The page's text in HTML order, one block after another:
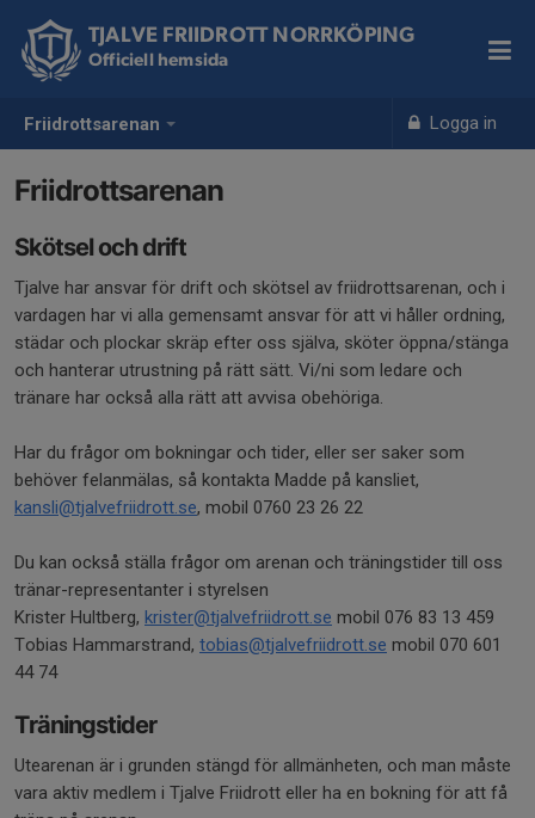
Friidrottsarenan Logga in
TJALVE FRIIDROTT NORRKÖPING
Officiell hemsida
Friidrottsarenan
Skötsel och drift
Tjalve har ansvar för drift och skötsel av friidrottsarenan, och i
vardagen har vi alla gemensamt ansvar för att vi håller ordning,
städar och plockar skräp efter oss själva, sköter öppna/stänga
och hanterar utrustning på rätt sätt. Vi/ni som ledare och
tränare har också alla rätt att avvisa obehöriga.
Har du frågor om bokningar och tider, eller ser saker som
behöver felanmälas, så kontakta Madde på kansliet,
kansli@tjalvefriidrott.se, mobil 0760 23 26 22
Du kan också ställa frågor om arenan och träningstider till oss
tränar-representanter i styrelsen
Krister Hultberg, krister@tjalvefriidrott.se mobil 076 83 13 459
Tobias Hammarstrand, tobias@tjalvefriidrott.se mobil 070 601
44 74
Träningstider
Utearenan är i grunden stängd för allmänheten, och man måste
vara aktiv medlem i Tjalve Friidrott eller ha en bokning för att få